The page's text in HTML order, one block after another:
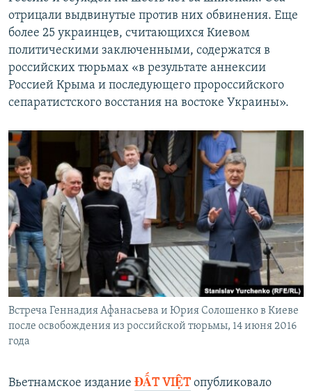
отрицали выдвинутые против них обвинения. Еще
более 25 украинцев, считающихся Киевом
политическими заключенными, содержатся в
российских тюрьмах «в результате аннексии
Россией Крыма и последующего пророссийского
сепаратистского восстания на востоке Украины».
Встреча Геннадия Афанасьева и Юрия Солошенко в Киеве
после освобождения из российской тюрьмы, 14 июня 2016
года
Вьетнамское издание ĐẤT VIỆT опубликовало